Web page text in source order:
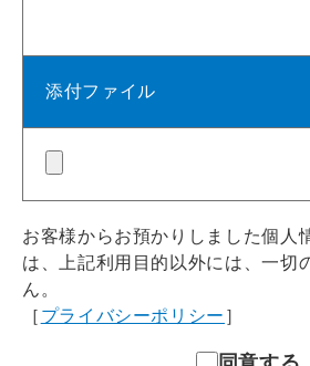
添付ファイル
お客様からお預かりしました個人
は、上記利用目的以外には、一切
ん。
［ プライバシーポリシー ］